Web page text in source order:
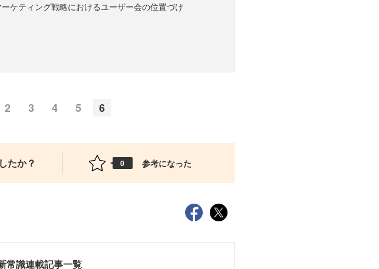
ケティング戦略におけるユーザー会の位置づけ
2 3 4 5 6
たか？ 0 参考になった
常識連載記事一覧